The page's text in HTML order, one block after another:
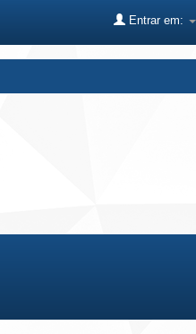
Entrar em: